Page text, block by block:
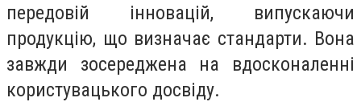
передовій інновацій, випускаючи
продукцію, що визначає стандарти. Вона
завжди зосереджена на вдосконаленні
користувацького досвіду.